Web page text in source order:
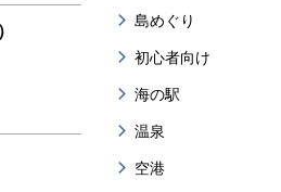
島めぐり
初心者向け
海の駅
温泉
空港